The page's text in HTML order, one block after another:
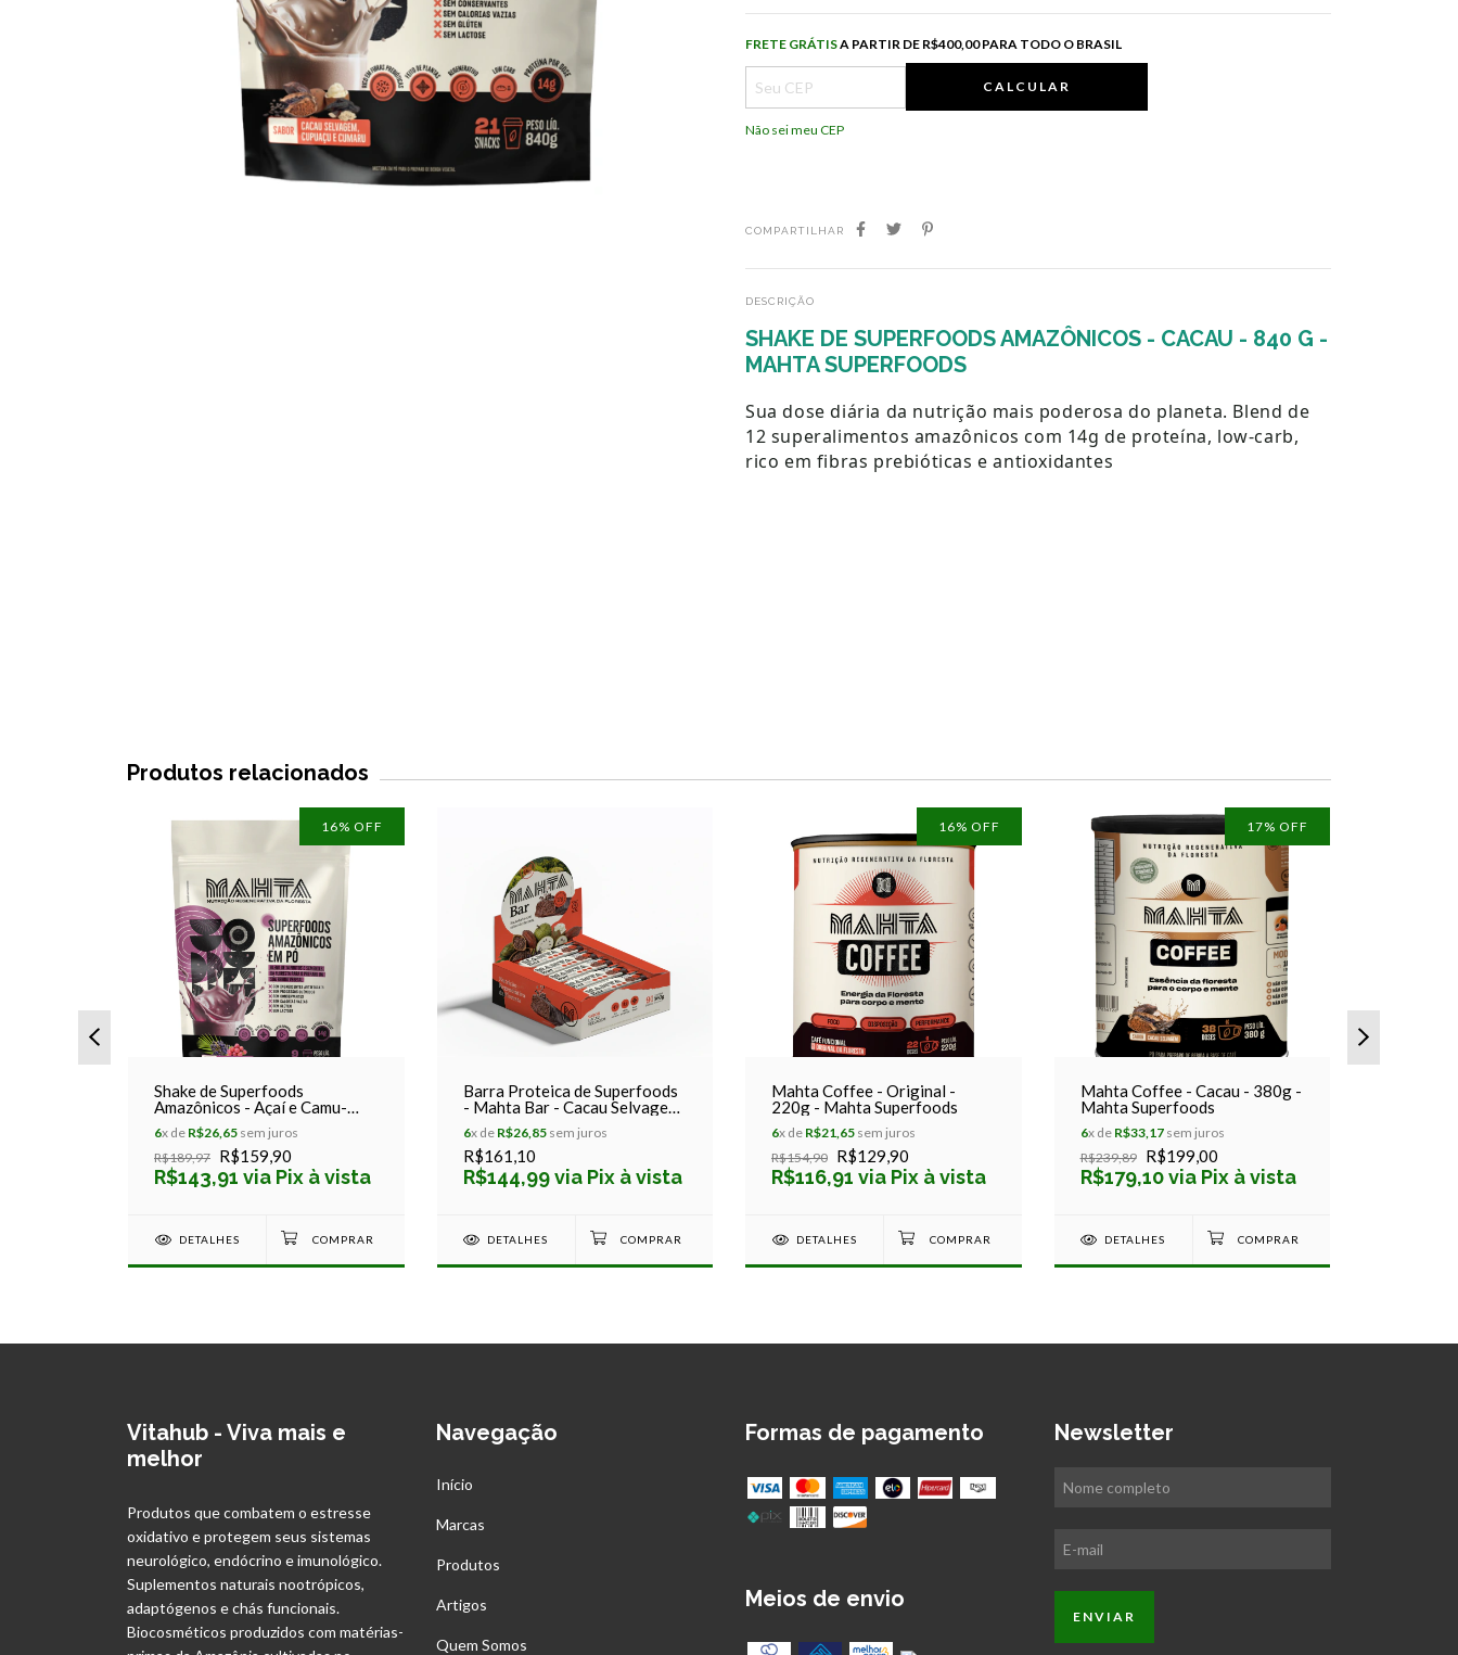
Frete grátis R$400,00 para todo o Brasil
FRETE GRÁTISA PARTIR DE R$400,00 PARA TODO O BRASIL
CALCULAR
Não sei meu CEP
COMPARTILHAR
DESCRIÇÃO
SHAKE DE SUPERFOODS AMAZÔNICOS - CACAU - 840 G -
MAHTA SUPERFOODS
Sua dose diária da nutrição mais poderosa do planeta. Blend de
12 superalimentos amazônicos com 14g de proteína, low-carb,
rico em fibras prebióticas e antioxidantes
Produtos relacionados
16% OFF
Shake de Superfoods
Amazônicos - Açaí e Camu-
Camu - 360g - Mahta
Superfoods
6x de R$26,65 sem juros
R$189,97 R$159,90
R$143,91 via Pix à vista
DETALHES
Barra Proteica de Superfoods
- Mahta Bar - Cacau Selvagem
- Caixa com 9 Unidades
6x de R$26,85sem juros
R$161,10
R$144,99 via Pix à vista
DETALHES
16% OFF
Mahta Coffee - Original -
220g - Mahta Superfoods
6x de R$21,65 sem juros
R$154,90 R$129,90
R$116,91 via Pix à vista
DETALHES
17% OFF
Mahta Coffee - Cacau - 380g -
Mahta Superfoods
6x de R$33,17sem juros
R$239,89
R$199,00
R$179,10 via Pix à vista
DETALHES
Vitahub - Viva mais e
melhor
Produtos que combatem o estresse
oxidativo e protegem seus sistemas
neurológico, endócrino e imunológico.
Suplementos naturais nootrópicos,
adaptógenos e chás funcionais.
Biocosméticos produzidos com matérias-
Navegação
Início
Marcas
Produtos
Artigos
Quem Somos
Formas de pagamento
Meios de envio
Newsletter